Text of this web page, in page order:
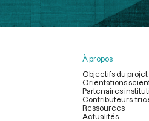
À propos
Objectifs du projet
Orientations
Partenaires
Contributeurs-
Ressources
Actualités